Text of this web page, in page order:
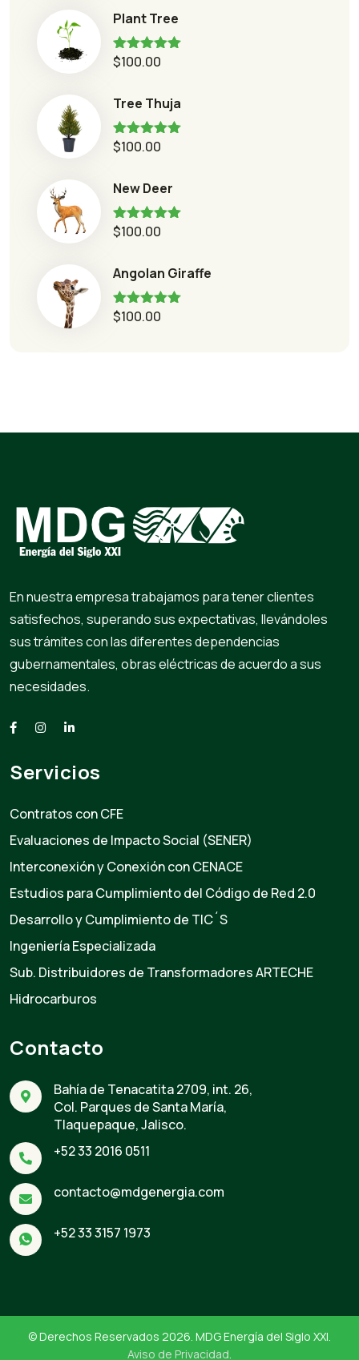
Plant Tree
Rated5.00
$100.00
Tree Thuja
Rated5.00
$100.00
New Deer
Rated5.00
$100.00
Angolan Giraffe
Rated5.00
$100.00
En nuestra empresa trabajamos para tener clientes
satisfechos, superando sus expectativas, llevándoles
sus trámites con las diferentes dependencias
gubernamentales, obras eléctricas de acuerdo a sus
necesidades.
Servicios
Contratos con CFE
Evaluaciones de Impacto Social (SENER)
Interconexión y Conexión con CENACE
Estudios para Cumplimiento del Código de Red 2.0
Desarrollo y Cumplimiento de TIC´S
Ingeniería Especializada
Sub. Distribuidores de Transformadores ARTECHE
Hidrocarburos
Contacto
Bahía de Tenacatita 2709, int. 26,
Col. Parques de Santa María,
Tlaquepaque, Jalisco.
+52 33 2016 0511
contacto@mdgenergia.com
+52 33 3157 1973
© Derechos Reservados 2026. MDG Energía del Siglo XXI.
Aviso de Privacidad